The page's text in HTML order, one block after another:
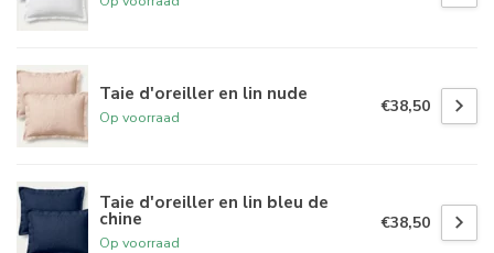
Taie d'oreiller en lin nude
Op voorraad
€38,50
Taie d'oreiller en lin bleu de
chine
Op voorraad
€38,50